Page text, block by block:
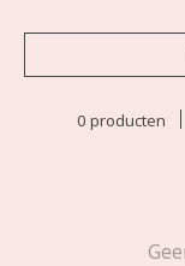
0 producten